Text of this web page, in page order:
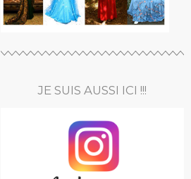
JE SUIS AUSSI ICI !!!